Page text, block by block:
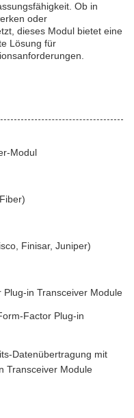
Ob in
oder
dieses Modul bietet eine
Lösung für
Modul
Finisar, Juniper)
in Transceiver Module
Factor Plug-in
Datenübertragung mit
Transceiver Module